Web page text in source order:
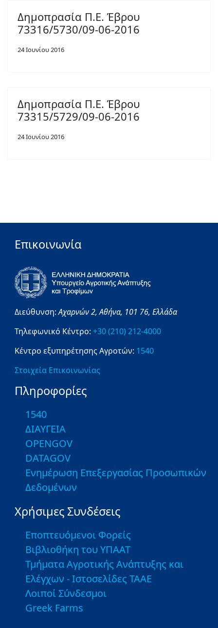
Δημοπρασία Π.Ε. Έβρου
73316/5730/09-06-2016
24 Ιουνίου 2016
Δημοπρασία Π.Ε. Έβρου
73315/5729/09-06-2016
24 Ιουνίου 2016
Επικοινωνία
Διεύθυνση:Αχαρνών 2,Αθήνα, 101 76, Ελλάδα
Τηλεφωνικό Κέντρο: +30 (210) 212-4000
Κέντρο εξυπηρέτησης Αγροτών: 1540
Στοιχεία Επικοινωνίας
Πληροφορίες
1540
ΔΙΑΥΓΕΙΑ
OPENGOV
DATAGOV
Ενημέρωση Επεξεργασίας Προσωπικών
Δεδομένων
Χρήσιμες Συνδέσεις
Εποπτευόμενοι Φορείς
Βιβλιοθήκη του ΥΠΑΑΤ
Τμήματα Αγροτικής Ανάπτυξης και
Ελέγχων - Ιστοσελίδες ΤΑΑΕ
Λοιποί Σύνδεσμοι
Greek Farms